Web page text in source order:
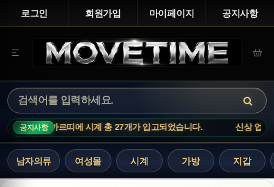
로그인 회원가입 마이페이지 공지사항
공지사항
르띠에 시계 총 27개가 입고되었습니다. 신상 업데이트 : 까르
남자의류 여성몰 시계 가방 지갑